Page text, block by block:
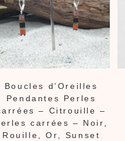
Boucles d’Oreilles
Pendantes Perles
– Citrouille –
carrées – Noir,
Rouille, Or, Sunset